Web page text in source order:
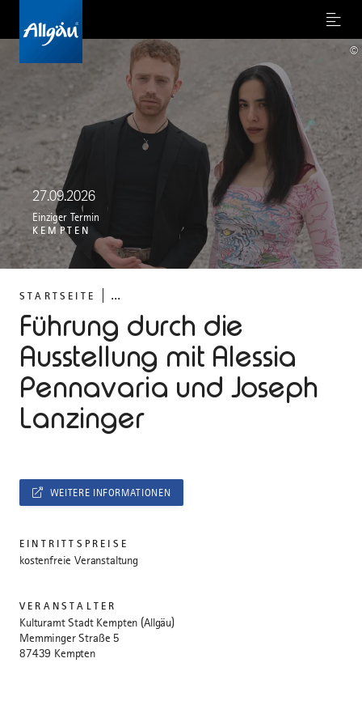
Menu
STARTSEITE ...
Führung durch die
Ausstellung mit Alessia
Pennavaria und Joseph
Lanzinger
27.09.2026
Einziger Termin
KEMPTEN
©
WEITERE INFORMATIONEN
EINTRITTSPREISE
kostenfreie Veranstaltung
VERANSTALTER
Kulturamt Stadt Kempten (Allgäu)
Memminger Straße 5
87439 Kempten